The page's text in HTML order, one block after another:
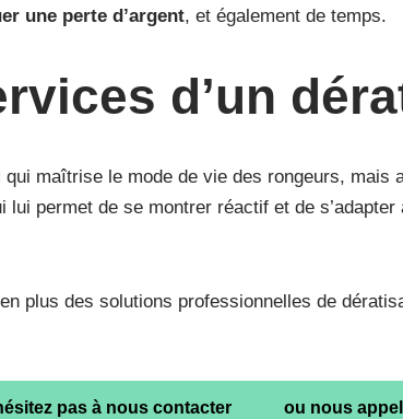
une perte d’argent, et également de temps.
d’un
maîtrise le mode de vie des rongeurs,
permet de se montrer réactif et de
plus des solutions professionnelles de
pas à nous contacter ou nous